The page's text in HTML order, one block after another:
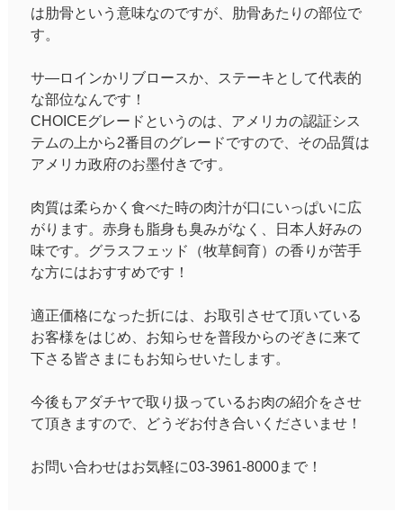
は肋骨という意味なのですが、肋骨あたりの部位で
す。
サ―ロインかリブロースか、ステーキとして代表的
な部位なんです！
CHOICEグレードというのは、アメリカの認証シス
テムの上から2番目のグレードですので、その品質は
アメリカ政府のお墨付きです。
肉質は柔らかく食べた時の肉汁が口にいっぱいに広
がります。赤身も脂身も臭みがなく、日本人好みの
味です。グラスフェッド（牧草飼育）の香りが苦手
な方にはおすすめです！
適正価格になった折には、お取引させて頂いている
お客様をはじめ、お知らせを普段からのぞきに来て
下さる皆さまにもお知らせいたします。
今後もアダチヤで取り扱っているお肉の紹介をさせ
て頂きますので、どうぞお付き合いくださいませ！
お問い合わせはお気軽に03-3961-8000まで！